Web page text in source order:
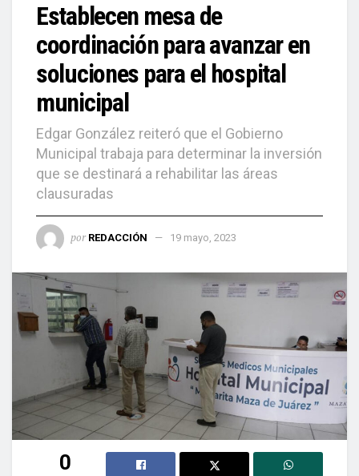
Establecen mesa de
coordinación para avanzar en
soluciones para el hospital
municipal
Edgar González reiteró que el Gobierno
Municipal trabaja para determinar la inversión
que se destinará a rehabilitar las áreas
clausuradas
por REDACCIÓN 19 mayo, 2023
0